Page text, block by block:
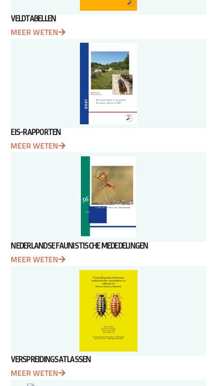
VELDTABELLEN
MEER WETEN
EIS-RAPPORTEN
MEER WETEN
NEDERLANDSE FAUNISTISCHE MEDEDELINGEN
MEER WETEN
VERSPREIDINGSATLASSEN
MEER WETEN